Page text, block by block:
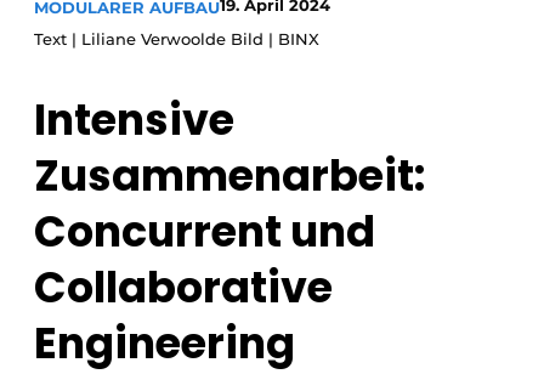
GeschichteMetadaten
Freie Stellen
Videos
MODULARER AUFBAU19. April 2024
Text | Liliane Verwoolde Bild | BINX
Intensive
Zusammenarbeit:
Concurrent und
Collaborative
Engineering